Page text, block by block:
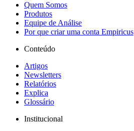
Quem Somos
Produtos
Equipe de Análise
Por que criar uma conta Empiricus
Conteúdo
Artigos
Newsletters
Relatórios
Explica
Glossário
Institucional